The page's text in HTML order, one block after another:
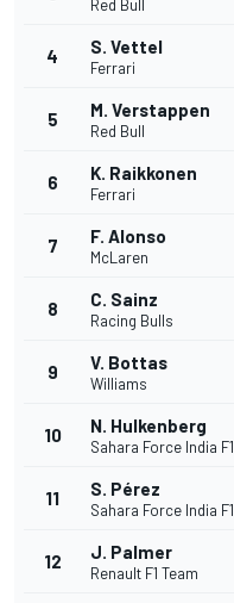
Red Bull
4 S. Vettel
Ferrari
5 M. Verstappen
Red Bull
6 K. Raikkonen
Ferrari
7 F. Alonso
McLaren
8 C. Sainz
Racing Bulls
9 V. Bottas
Williams
10 N. Hulkenberg
Sahara Force India F1
11 S. Pérez
Sahara Force India F1
12 J. Palmer
Renault F1 Team